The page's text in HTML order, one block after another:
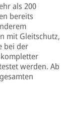
als 200
bereits
mit Gleitschutz,
bei der
werden. Ab